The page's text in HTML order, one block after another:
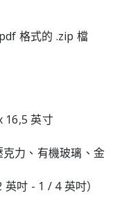
格式的 .zip 檔
16,5 英寸
力、有機玻璃、金
吋 - 1 / 4 英吋）